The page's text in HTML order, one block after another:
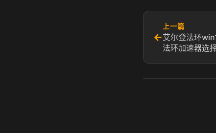
←
上一篇
艾尔登法环
法环加速器选